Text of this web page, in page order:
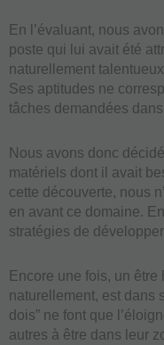
En l’évaluant, nous
poste qui lui avait été
naturellement
Ses aptitudes ne
tâches demandées
Nous avons donc
matériels dont il avait
cette découverte, nous
en avant ce domaine.
stratégies de
Encore une fois, un
naturellement, est dans
dois” ne font que
autres à être dans leur